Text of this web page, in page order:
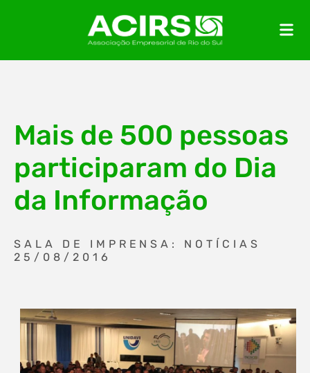
Mais de 500 pessoas
participaram do Dia
da Informação
SALA DE IMPRENSA: NOTÍCIAS
25/08/2016